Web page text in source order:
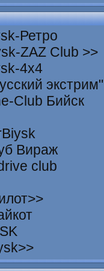
Ретро
ZAZ Club >>
4x4
экстрим"
Club Бийск
Вираж
club